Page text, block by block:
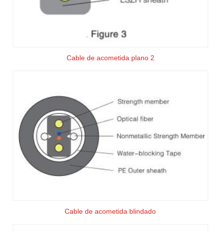
Cable de acometida plano 2
Cable de acometida blindado